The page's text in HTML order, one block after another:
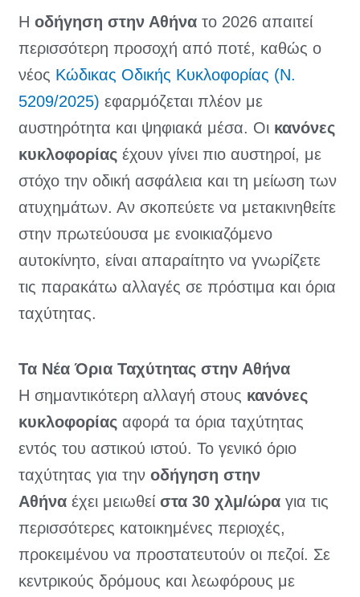
Η οδήγηση στην Αθήνα το 2026 απαιτεί
περισσότερη προσοχή από ποτέ, καθώς ο
νέος Κώδικας Οδικής Κυκλοφορίας (Ν.
5209/2025) εφαρμόζεται πλέον με
αυστηρότητα και ψηφιακά μέσα. Οι κανόνες
κυκλοφορίας έχουν γίνει πιο αυστηροί, με
στόχο την οδική ασφάλεια και τη μείωση των
ατυχημάτων. Αν σκοπεύετε να μετακινηθείτε
στην πρωτεύουσα με ενοικιαζόμενο
αυτοκίνητο, είναι απαραίτητο να γνωρίζετε
τις παρακάτω αλλαγές σε πρόστιμα και όρια
ταχύτητας.
Τα Νέα Όρια Ταχύτητας στην Αθήνα
Η σημαντικότερη αλλαγή στους κανόνες
κυκλοφορίας αφορά τα όρια ταχύτητας
εντός του αστικού ιστού. Το γενικό όριο
ταχύτητας για την οδήγηση στην
Αθήνα έχει μειωθεί στα 30 χλμ/ώρα για τις
περισσότερες κατοικημένες περιοχές,
προκειμένου να προστατευτούν οι πεζοί. Σε
κεντρικούς δρόμους και λεωφόρους με